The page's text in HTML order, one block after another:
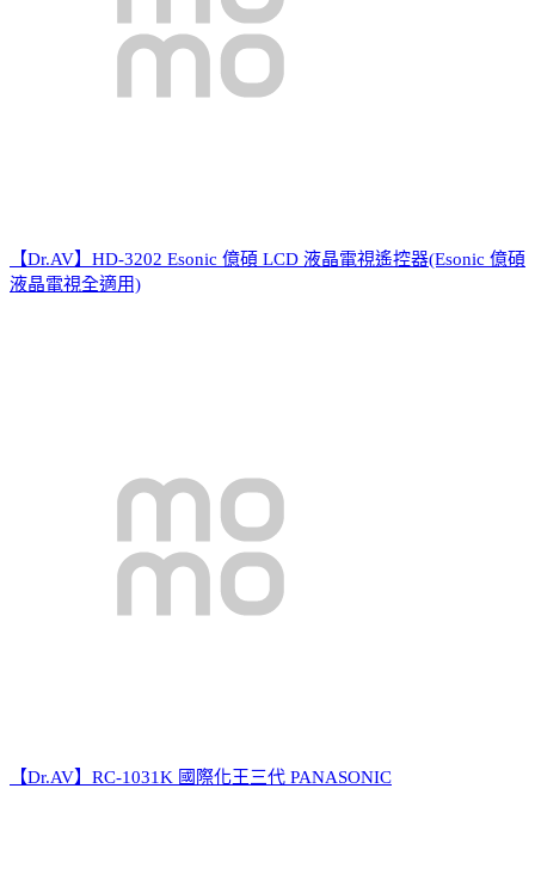
【Dr.AV】HD-3202 Esonic 億碩 LCD 液晶電視遙控器(Esonic 億碩
液晶電視全適用)
【Dr.AV】RC-1031K 國際化王三代 PANASONIC